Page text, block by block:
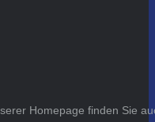
Homepage finden Sie